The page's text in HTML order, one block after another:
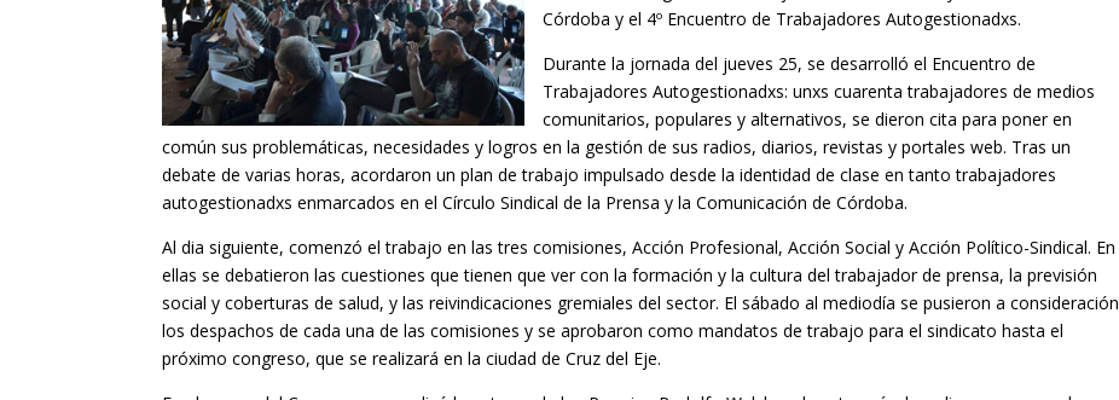
Córdoba y el 4º Encuentro de Trabajadores Autogestionadxs.
Durante la jornada del jueves 25, se desarrolló el Encuentro de
Trabajadores Autogestionadxs: unxs cuarenta trabajadores de medios
comunitarios, populares y alternativos, se dieron cita para poner en
común sus problemáticas, necesidades y logros en la gestión de sus radios, diarios, revistas y portales web. Tras un
debate de varias horas, acordaron un plan de trabajo impulsado desde la identidad de clase en tanto trabajadores
autogestionadxs enmarcados en el Círculo Sindical de la Prensa y la Comunicación de Córdoba.
Al dia siguiente, comenzó el trabajo en las tres comisiones, Acción Profesional, Acción Social y Acción Político-Sindical. En
ellas se debatieron las cuestiones que tienen que ver con la formación y la cultura del trabajador de prensa, la previsión
social y coberturas de salud, y las reivindicaciones gremiales del sector. El sábado al mediodía se pusieron a consideración
los despachos de cada una de las comisiones y se aprobaron como mandatos de trabajo para el sindicato hasta el
próximo congreso, que se realizará en la ciudad de Cruz del Eje.